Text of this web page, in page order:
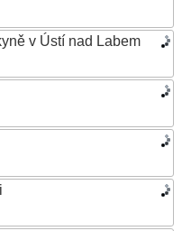
v Ústí nad Labem